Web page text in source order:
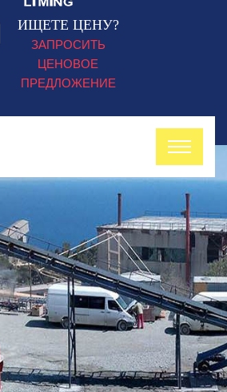
ИЩЕТЕ ЦЕНУ?
ЗАПРОСИТЬ
ЦЕНОВОЕ
ПРЕДЛОЖЕНИЕ